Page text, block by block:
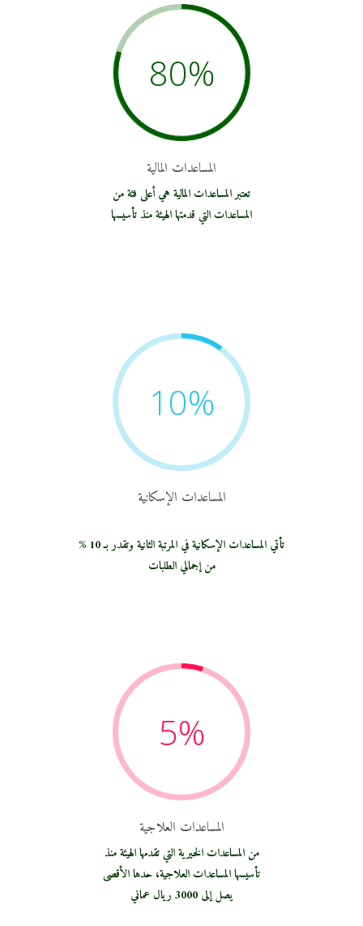
80%
المساعدات المالية
تعتبر المساعدات المالية هي أعلى فئة من
المساعدات التي قدمتها الهيئة منذ تأسيسها
10%
المساعدات الإسكانية
تأتي المساعدات الإسكانية في المرتبة الثانية وتقدر بـ 10 %
من إجمالي الطلبات
5%
المساعدات العلاجية
من المساعدات الخيرية التي تقدمها الهيئة منذ
تأسيسها المساعدات العلاجية، حدها الأقصى
يصل إلى 3000 ريال عماني